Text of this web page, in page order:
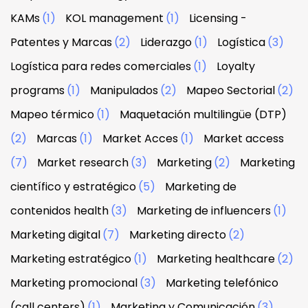
KAMs(1) KOL management (1)
Licensing -
Patentes y Marcas(2) Liderazgo(1) Logística(3)
Logística para redes comerciales(1)
Loyalty
programs(1) Manipulados(2) Mapeo Sectorial(2)
Mapeo térmico(1)
Maquetación multilingüe (DTP)
(2)
Marcas(1) Market Acces(1)
Market access
(7)
Market research(3) Marketing(2)
Marketing
científico y estratégico(5)
Marketing de
contenidos health(3) Marketing de influencers(1)
Marketing digital(7) Marketing directo(2)
Marketing estratégico(1) Marketing healthcare(2)
Marketing promocional(3)
Marketing telefónico